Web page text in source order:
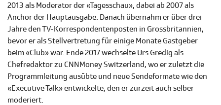
2013 als Moderator der «Tagesschau», dabei ab 2007 als
Anchor der Hauptausgabe. Danach übernahm er über drei
Jahre den TV-Korrespondentenposten in Grossbritannien,
bevor er als Stellvertretung für einige Monate Gastgeber
beim «Club» war. Ende 2017 wechselte Urs Gredig als
Chefredaktor zu CNNMoney Switzerland, wo er zuletzt die
Programmleitung ausübte und neue Sendeformate wie den
«Executive Talk» entwickelte, den er zurzeit auch selber
moderiert.